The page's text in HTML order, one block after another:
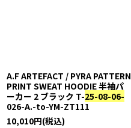
A.F ARTEFACT / PYRA PATTERN
PRINT SWEAT HOODIE 半袖パ
ーカー 2 ブラック T-25-08-06-
026-A.-to-YM-ZT111
10,010円(税込)